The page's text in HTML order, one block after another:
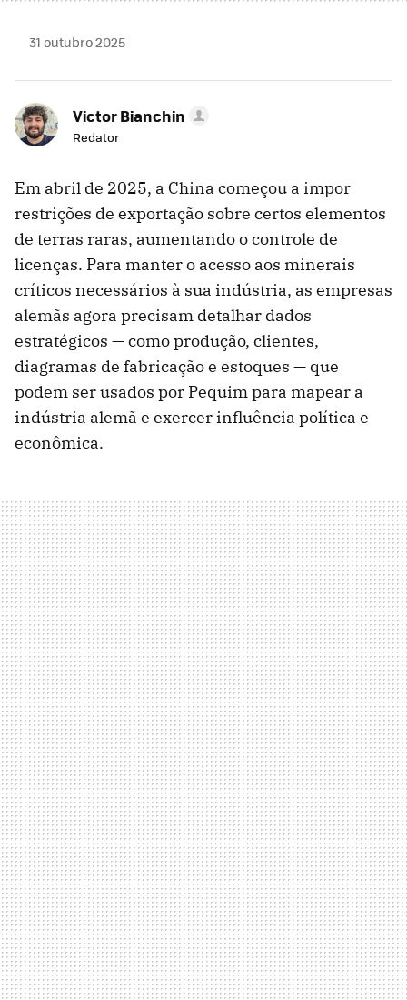
31 outubro 2025
Victor Bianchin
Redator
Em abril de 2025, a China começou a impor
restrições de exportação sobre certos elementos
de terras raras, aumentando o controle de
licenças. Para manter o acesso aos minerais
críticos necessários à sua indústria, as empresas
alemãs agora precisam detalhar dados
estratégicos — como produção, clientes,
diagramas de fabricação e estoques — que
podem ser usados por Pequim para mapear a
indústria alemã e exercer influência política e
econômica.